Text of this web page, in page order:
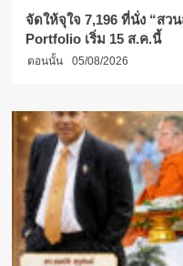
จัดให้จุใจ 7,196 ที่นั่ง “สว
Portfolio เริ่ม 15 ส.ค.นี้
ตอนนั้น 05/08/2026